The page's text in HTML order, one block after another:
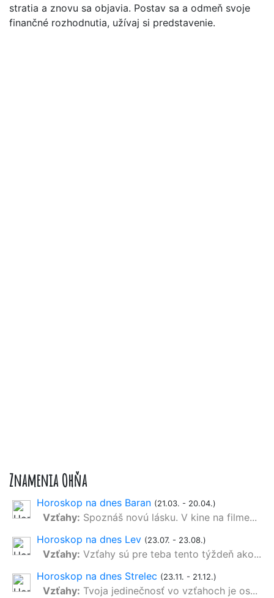
stratia a znovu sa objavia. Postav sa a odmeň svoje
finančné rozhodnutia, užívaj si predstavenie.
Znamenia Ohňa
Horoskop na dnes Baran (21.03. - 20.04.)
Vzťahy: Spoznáš novú lásku. V kine na filme...
Horoskop na dnes Lev (23.07. - 23.08.)
Vzťahy: Vzťahy sú pre teba tento týždeň ako...
Horoskop na dnes Strelec (23.11. - 21.12.)
Vzťahy: Tvoja jedinečnosť vo vzťahoch je os...